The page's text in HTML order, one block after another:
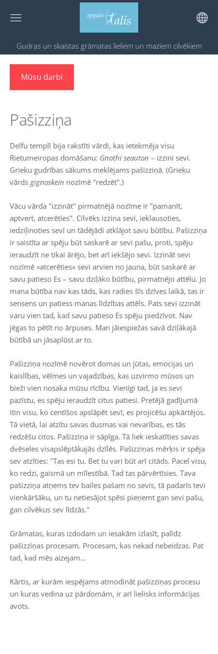
Gudras un skaistas grāmatas lieliem un maziem cilvēkiem
Mūsu darbi
Pašizziņa
Delfu templī bija rakstīti vārdi, kas ietekmēja visu
Rietumeiropas domāšanu: Gnothi seauton – izzini sevi.
Grieķu gudrības sākums meklējams pašizziņā. (Grieķu
vārds gignoskein nozīmē "redzēt".)
Vācu vārda "izzināt" pirmatnējā nozīme ir "pamanīt,
aptvert, atcerēties". Cilvēks izzina sevi, ieklausoties,
iedziļinoties sevī un tādējādi atklājot savu būtību. Pašizziņa
ir saistīta ar spēju būt saskarē ar sevi pašu, proti, spēju
ieraudzīt ne tikai ārējo, bet arī iekšējo sevi. Izzināt sevi
nozīmē «atcerēties» sevi arvien no jauna, būt saskarē ar
savu patieso Es – savu dziļāko būtību, pirmatnējo attēlu. Jo
mana būtība nav kas tāds, kas radies šīs dzīves laikā, tas ir
sensens un patiess manas līdzības attēls. Pats sevi izzināt
varu vien tad, kad savu patieso Es spēju piedzīvot. Nav
jēgas to pētīt no ārpuses. Man jāiespiežas savā dziļākajā
būtībā un jāsaplūst ar to.
Pašizziņa nozīmē novērot domas un jūtas, emocijas un
kaislības, vēlmes un vajadzības, kas uzvirmo mūsos un
bieži vien nosaka mūsu rīcību. Vienīgi tad, ja es sevi
pazīstu, es spēju ieraudzīt citus patiesi. Pretējā gadījumā
itin visu, ko centīšos apslāpēt sevī, es projicēšu apkārtējos.
Tā vietā, lai atzītu savas dusmas vai nevarības, es tās
redzēšu citos. Pašizziņa ir sāpīga. Tā liek ieskatīties savas
dvēseles visapslēptākajās dzīlēs. Pašizziņas mērķis ir spēja
sev atzīties: "Tas esi tu. Bet tu vari būt arī citāds. Pacel visu,
ko redzi, gaismā un mīlestībā. Tad tas pārvērtīsies. Tava
pašizziņa atņems tev bailes pašam no sevis, tā padarīs tevi
vienkāršāku, un tu netiesājot spēsi pieņemt gan sevi pašu,
gan cilvēkus sev līdzās."
Grāmatas, kuras izdodam un iesakām izlasīt, palīdz
pašizziņas procesam. Procesam, kas nekad nebeidzas. Pat
tad, kad mēs aizejam…
Kārtis, ar kurām iespējams atmodināt pašizziņas procesu
un kuras vedina uz pārdomām, ir arī lielisks informācijas
avots.